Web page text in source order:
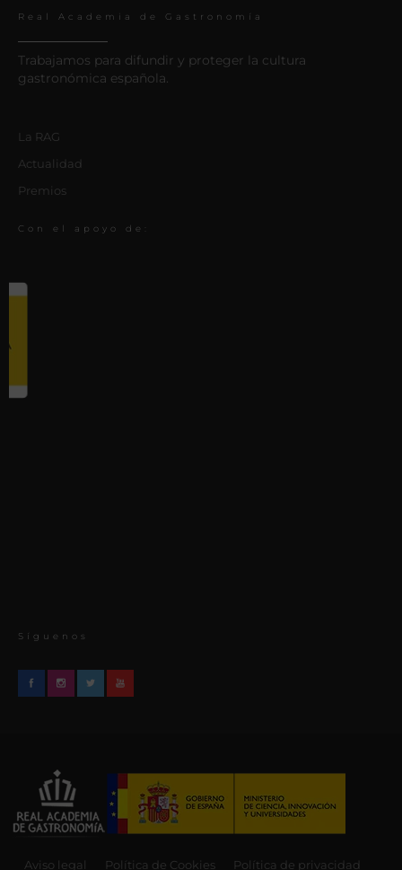
Real Academia de Gastronomía
Trabajamos para difundir y proteger la cultura
gastronómica española.
La RAG
Actualidad
Premios
Con el apoyo de:
Síguenos
Aviso legal Política de Cookies Política de privacidad